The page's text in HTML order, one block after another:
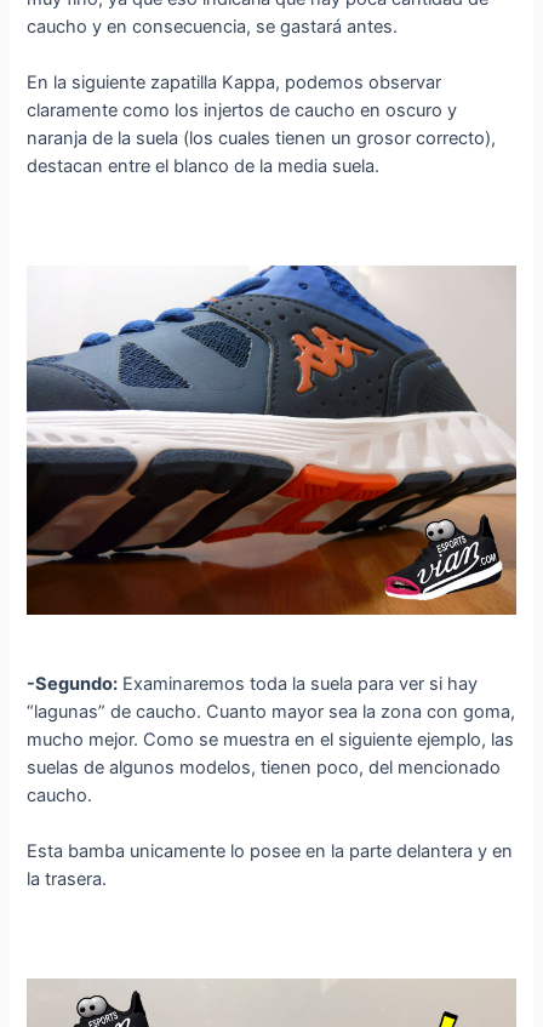
caucho y en consecuencia, se gastará antes.
En la siguiente zapatilla Kappa, podemos observar
claramente como los injertos de caucho en oscuro y
naranja de la suela (los cuales tienen un grosor correcto),
destacan entre el blanco de la media suela.
-Segundo: Examinaremos toda la suela para ver si hay
“lagunas” de caucho. Cuanto mayor sea la zona con goma,
mucho mejor. Como se muestra en el siguiente ejemplo, las
suelas de algunos modelos, tienen poco, del mencionado
caucho.
Esta bamba unicamente lo posee en la parte delantera y en
la trasera.